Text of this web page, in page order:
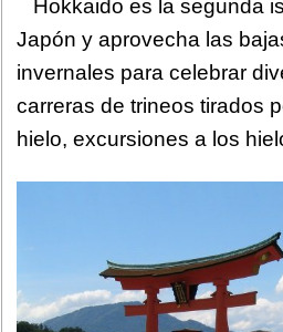
Hokkaido es la segunda
Japón y aprovecha las
invernales para celebrar
carreras de trineos tirados
hielo, excursiones a los